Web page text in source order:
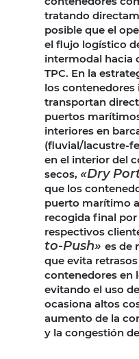
tratando
posible que el
el flujo logístico
intermodal hacia
TPC. En la
los contenedores
transportan
puertos
interiores en
(fluvial/lacustre-
en el interior del
secos, «Dry
que los
puerto marítimo
recogida final
respectivos
to-Push» es de
que evita
contenedores en
evitando el uso
ocasiona altos
aumento de la
y la congestión